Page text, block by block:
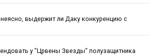
выдержит ли Даку конкуренцию с
у "Црвены Звезды" полузащитника